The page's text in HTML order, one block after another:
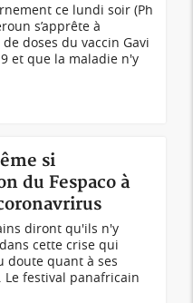
ce lundi soir (Ph
s’apprête à
doses du vaccin Gavi
et que la maladie n'y
si
du Fespaco à
diront qu'ils n'y
cette crise qui
doute quant à ses
festival panafricain